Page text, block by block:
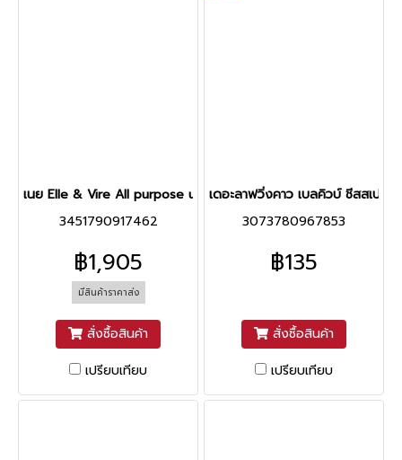
เนย Elle & Vire All purpose unsalted butter 82 %
3451790917462
฿1,905
มีสินค้าราคาส่ง
สั่งซื้อสินค้า
เปรียบเทียบ
เดอะลาฟวิ่งคาว เบลคิวบ์ ชีสสเปร
3073780967853
฿135
สั่งซื้อสินค้า
เปรียบเทียบ